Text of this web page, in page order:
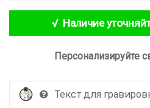
√ Наличие
Персонализируйте
Текст для